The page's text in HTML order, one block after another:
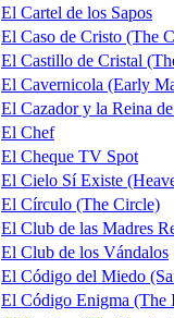
El Cartel de los Sapos
El Caso de Cristo (The
El Castillo de Cristal
El Cavernicola (Early
El Cazador y la Reina
El Chef
El Cheque TV Spot
El Cielo Sí Existe
El Círculo (The Circle)
El Club de las Madres
El Club de los Vándalos
El Código del Miedo
El Código Enigma (The